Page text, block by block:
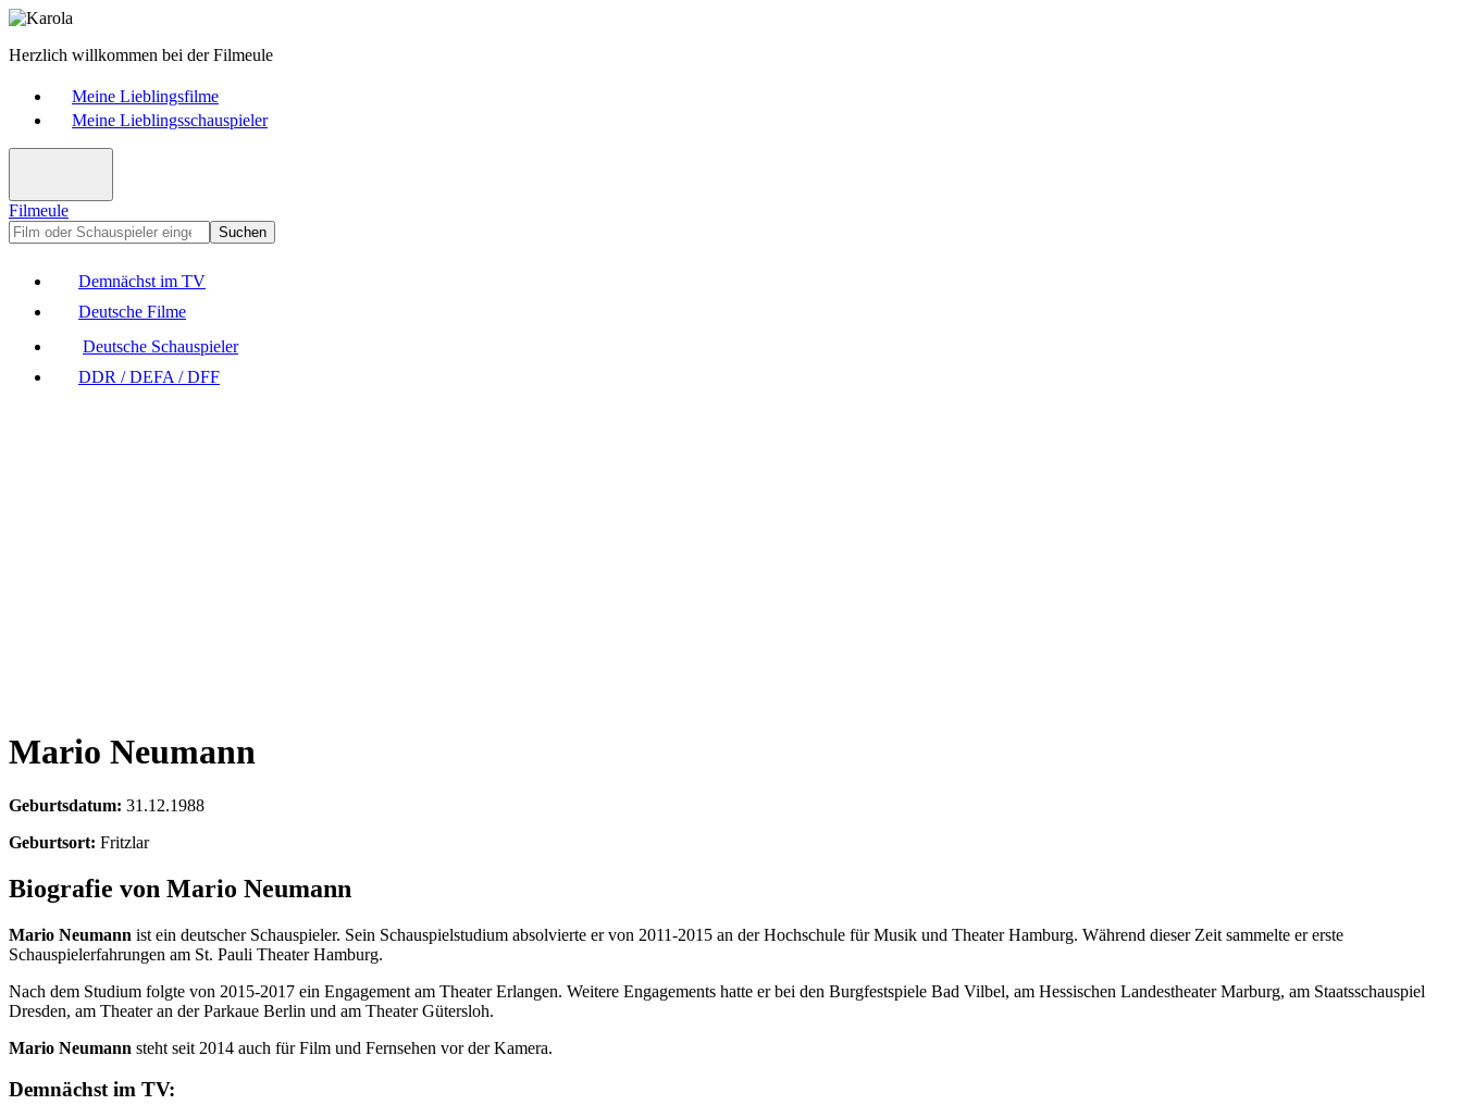
Herzlich willkommen bei der Filmeule
Meine Lieblingsfilme
Meine Lieblingsschauspieler
Filmeule
Suchen
Demnächst im TV
Deutsche Filme
Deutsche Schauspieler
DDR / DEFA / DFF
Mario Neumann
Geburtsdatum: 31.12.1988
Geburtsort: Fritzlar
Biografie von Mario Neumann
Mario Neumann ist ein deutscher Schauspieler. Sein Schauspielstudium absolvierte er von 2011-2015 an der Hochschule für Musik und Theater Hamburg. Während dieser Zeit sammelte er erste
Schauspielerfahrungen am St. Pauli Theater Hamburg.
Nach dem Studium folgte von 2015-2017 ein Engagement am Theater Erlangen. Weitere Engagements hatte er bei den Burgfestspiele Bad Vilbel, am Hessischen Landestheater Marburg, am Staatsschauspiel
Dresden, am Theater an der Parkaue Berlin und am Theater Gütersloh.
Mario Neumann steht seit 2014 auch für Film und Fernsehen vor der Kamera.
Demnächst im TV: